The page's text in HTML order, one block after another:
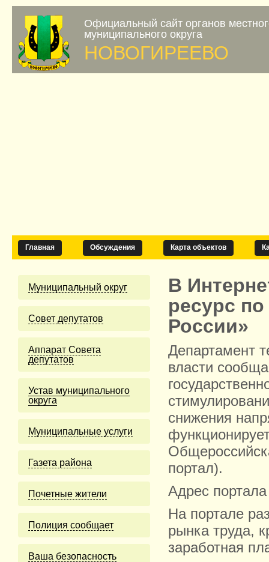
Официальный сайт органов
муниципального округа
НОВОГИРЕЕВО
Главная Обсуждения Карта объектов
Муниципальный округ
Cовет депутатов
Аппарат Совета
депутатов
Устав муниципального
округа
Муниципальные услуги
Газета района
Почетные жители
Полиция сообщает
Ваша безопасность
В
ресурс
России»
Департамент
власти
снижения
портал).
Адрес
На портале
рынка труда,
заработная